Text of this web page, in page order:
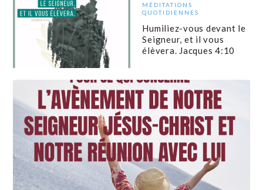
MÉDITATIONS
QUOTIDIENNES
Humiliez-vous devant le
Seigneur, et il vous
élèvera. Jacques 4:10